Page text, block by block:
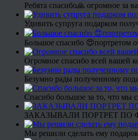
Ребята спасибо🙏 огромное за
Удивить супруга подарком
Большое спасибо 😍портретом
Огромное спасибо всей вашей
Безумно рады полученному
Спасибо большое за то, что мы
ЗАКАЗЫВАЛИ ПОРТРЕТ ПО
Мы решили сделать ему